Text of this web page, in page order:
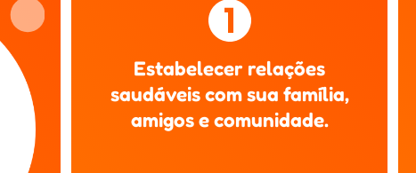
Estabelecer relações
saudáveis com sua família,
amigos e comunidade.